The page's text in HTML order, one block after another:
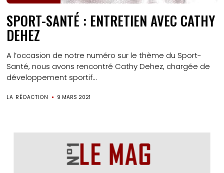
SPORT-SANTÉ : ENTRETIEN AVEC CATHY
DEHEZ
A l’occasion de notre numéro sur le thème du Sport-
Santé, nous avons rencontré Cathy Dehez, chargée de
développement sportif...
LA RÉDACTION 9 MARS 2021